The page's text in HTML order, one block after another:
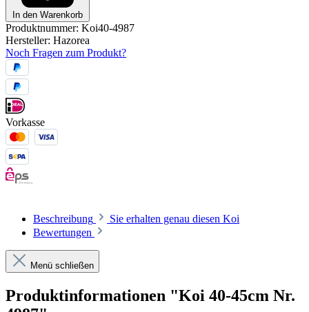
In den Warenkorb
Produktnummer: Koi40-4987
Hersteller: Hazorea
Noch Fragen zum Produkt?
Vorkasse
Beschreibung
Sie erhalten genau diesen Koi
Bewertungen
Menü schließen
Produktinformationen "Koi 40-45cm Nr.